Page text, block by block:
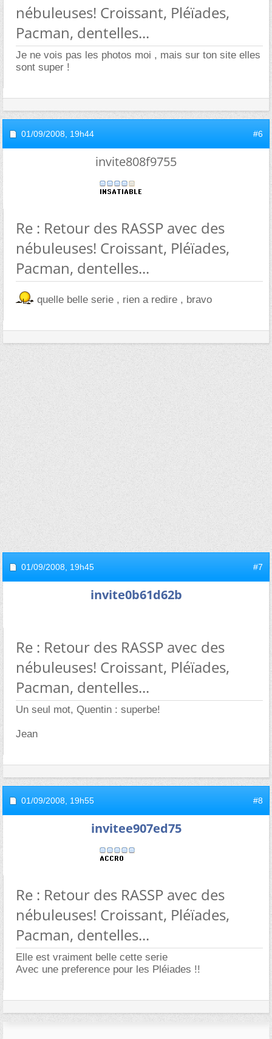
nébuleuses! Croissant, Pléïades,
Pacman, dentelles...
Je ne vois pas les photos moi , mais sur ton site elles
sont super !
01/09/2008, 19h44 #6
invite808f9755
Re : Retour des RASSP avec des
nébuleuses! Croissant, Pléïades,
Pacman, dentelles...
quelle belle serie , rien a redire , bravo
01/09/2008, 19h45 #7
invite0b61d62b
Re : Retour des RASSP avec des
nébuleuses! Croissant, Pléïades,
Pacman, dentelles...
Un seul mot, Quentin : superbe!
Jean
01/09/2008, 19h55 #8
invitee907ed75
Re : Retour des RASSP avec des
nébuleuses! Croissant, Pléïades,
Pacman, dentelles...
Elle est vraiment belle cette serie
Avec une preference pour les Pléiades !!